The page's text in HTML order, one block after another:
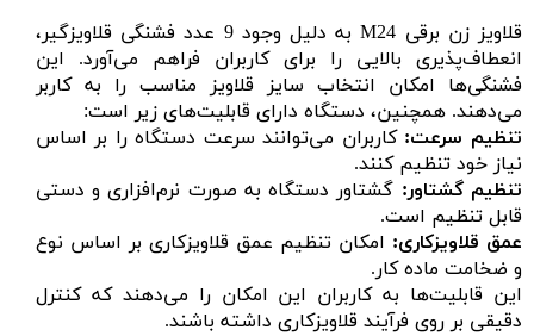
قلاویز زن برقی M24 به دلیل وجود 9 عدد فشنگی قلاویزگیر،
انعطاف‌پذیری بالایی را برای کاربران فراهم می‌آورد. این
فشنگی‌ها امکان انتخاب سایز قلاویز مناسب را به کاربر
می‌دهند. همچنین، دستگاه دارای قابلیت‌های زیر است:
تنظیم سرعت: کاربران می‌توانند سرعت دستگاه را بر اساس
نیاز خود تنظیم کنند.
تنظیم گشتاور: گشتاور دستگاه به صورت نرم‌افزاری و دستی
قابل تنظیم است.
عمق قلاویزکاری: امکان تنظیم عمق قلاویزکاری بر اساس نوع
و ضخامت ماده کار.
این قابلیت‌ها به کاربران این امکان را می‌دهند که کنترل
دقیقی بر روی فرآیند قلاویزکاری داشته باشند.